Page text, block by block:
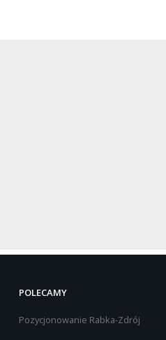
POLECAMY
Pozycjonowanie Rabka-Zdrój